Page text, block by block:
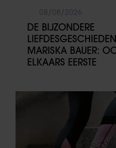
DE BIJZONDERE
MARISKA BAUER:
ELKAARS EERSTE